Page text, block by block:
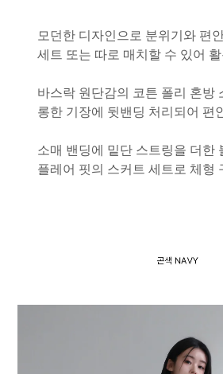
모던한 디자인으로 분위기와 편
세트 또는 따로 매치할 수 있어
바스락 원단감의 코튼 폴리 혼방
롱한 기장에 뒷밴딩 처리되어 편
소매 밴딩에 밑단 스트링을 더한
플레어 핏의 스커트 세트로 체형